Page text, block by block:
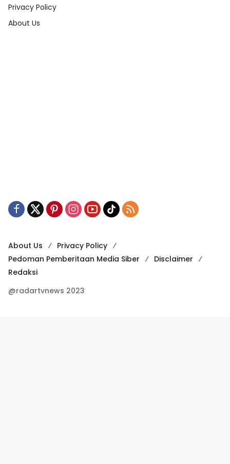
Privacy Policy
About Us
About Us
Privacy Policy
Pedoman Pemberitaan Media Siber
Disclaimer
Redaksi
@radartvnews 2023